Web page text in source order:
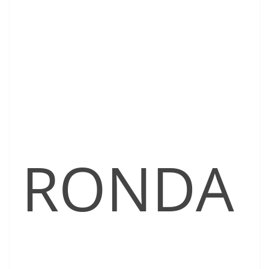
RONDA